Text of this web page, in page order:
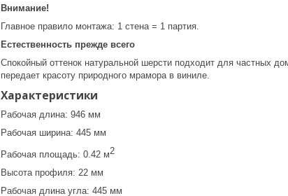
Внимание!
Главное правило монтажа: 1 стена = 1 партия.
Естественность прежде всего
Спокойный оттенок натуральной шерсти подходит для частных
передает красоту природного мрамора в виниле.
Характеристики
Рабочая длина: 946 мм
Рабочая ширина: 445 мм
Рабочая площадь: 0.42 м2
Высота профиля: 22 мм
Рабочая длина угла: 445 мм